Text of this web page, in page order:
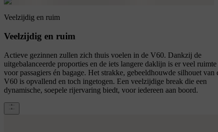
Veelzijdig en ruim
Veelzijdig en ruim
Actieve gezinnen zullen zich thuis voelen in de V60. Dankzij de
uitgebalanceerde proporties en de iets langere daklijn is er veel ruimte
voor passagiers én bagage. Het strakke, gebeeldhouwde silhouet van
V60 is opvallend en toch ingetogen. Een veelzijdige break die een
dynamische, soepele rijervaring biedt, voor iedereen aan boord.